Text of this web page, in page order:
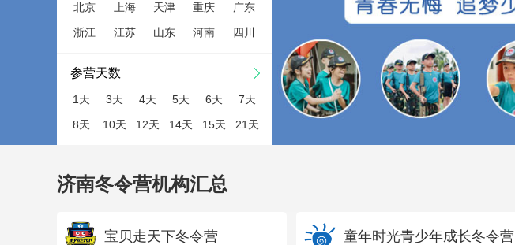
北京 上海 天津 重庆
广东
浙江
江苏 山东 河南 四川
参营天数
1天 3天 4天 5天 6天
7天
8天
10天 12天 14天 15天 21天
济南冬令营机构汇总
宝贝走天下冬令营 童年时光青少年成长冬令营